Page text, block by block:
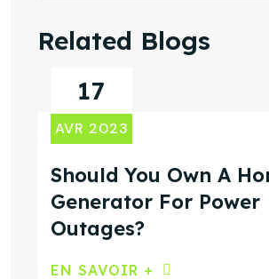
Related Blogs
17
AVR 2023
Should You Own A
Generator For Power
Outages?
EN SAVOIR +